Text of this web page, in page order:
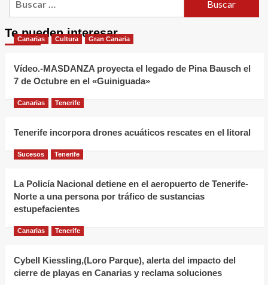
Te pueden interesar
Canarias Cultura Gran Canaria
Vídeo.-MASDANZA proyecta el legado de Pina Bausch el
7 de Octubre en el «Guiniguada»
Canarias Tenerife
Tenerife incorpora drones acuáticos rescates en el litoral
Sucesos Tenerife
La Policía Nacional detiene en el aeropuerto de Tenerife-
Norte a una persona por tráfico de sustancias
estupefacientes
Canarias Tenerife
Cybell Kiessling,(Loro Parque), alerta del impacto del
cierre de playas en Canarias y reclama soluciones